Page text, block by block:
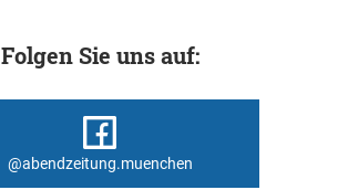
Folgen Sie uns auf:
@abendzeitung.muenchen